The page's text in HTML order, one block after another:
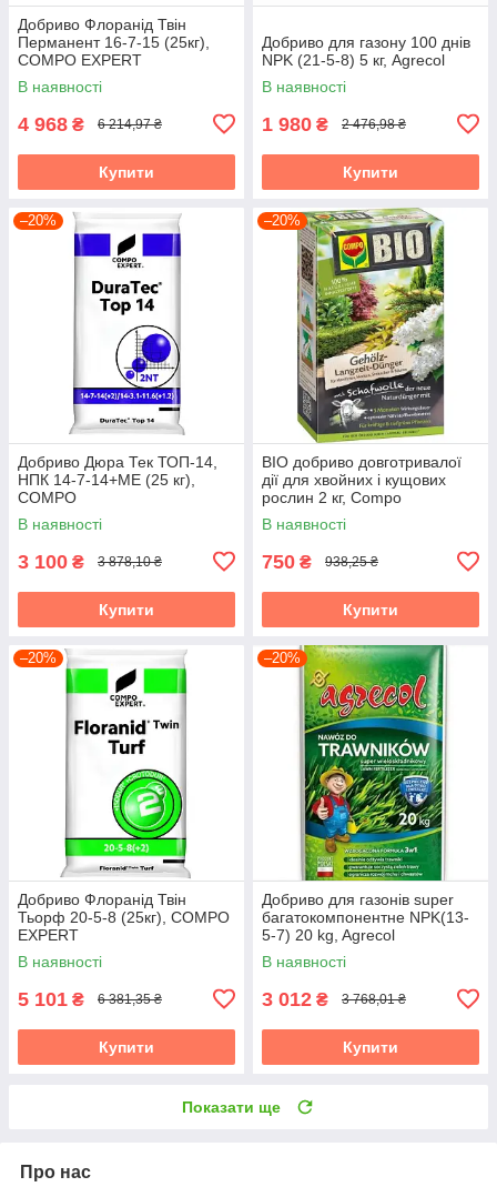
Добриво Флоранід Твін
Перманент 16-7-15 (25кг),
COMPO EXPERT
В наявності
4 968 ₴ 6 214,97 ₴
Купити
Добриво для газону 100 днів
NPK (21-5-8) 5 кг, Agrecol
В наявності
1 980 ₴ 2 476,98 ₴
Купити
–20%
Добриво Дюра Тек ТОП-14,
НПК 14-7-14+МЕ (25 кг),
COMPO
В наявності
3 100 ₴ 3 878,10 ₴
Купити
–20%
BIO добриво довготривалої
дії для хвойних і кущових
рослин 2 кг, Compo
В наявності
750 ₴ 938,25 ₴
Купити
–20%
Добриво Флоранід Твін
Тьорф 20-5-8 (25кг), COMPO
EXPERT
В наявності
5 101 ₴ 6 381,35 ₴
Купити
–20%
Добриво для газонів super
багатокомпонентне NPK(13-
5-7) 20 kg, Agrecol
В наявності
3 012 ₴ 3 768,01 ₴
Купити
Показати ще
Про нас